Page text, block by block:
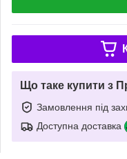
Що таке купити з
Замовлення під
Доступна доставка